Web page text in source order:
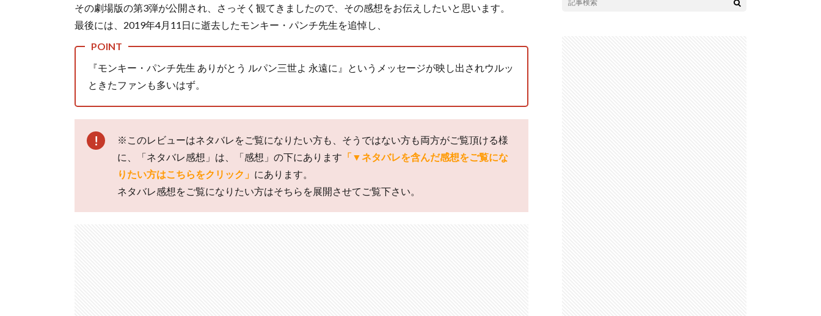
その劇場版の第3弾が公開され、さっそく観てきましたので、その感想をお伝えしたいと思います。
最後には、2019年4月11日に逝去したモンキー・パンチ先生を追悼し、
『モンキー・パンチ先生 ありがとう ルパン三世よ 永遠に』というメッセージが映し出されウルッ
ときたファンも多いはず。
※このレビューはネタバレをご覧になりたい方も、そうではない方も両方がご覧頂ける様
に、「ネタバレ感想」は、「感想」の下にあります 「▼ネタバレを含んだ感想をご覧にな
りたい方はこちらをクリック」 にあります。
ネタバレ感想をご覧になりたい方はそちらを展開させてご覧下さい。